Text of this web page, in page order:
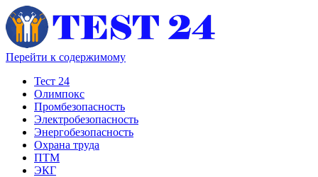
Перейти к содержимому
Тест 24
Олимпокс
Промбезопасность
Электробезопасность
Энергобезопасность
Охрана труда
ПТМ
ЭКГ